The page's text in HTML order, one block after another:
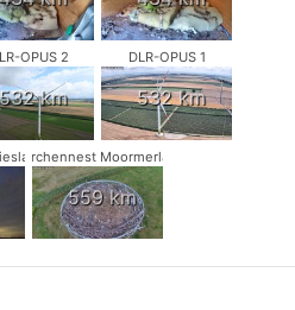
OPUS 2
532 km
DLR-OPUS 1
532 km
Storchennest Moormerland
559 km